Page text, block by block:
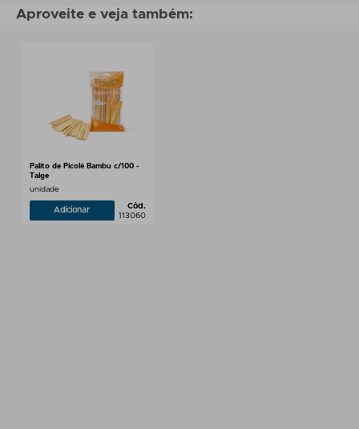
Aproveite e veja também:
Palito de Picolé Bambu c/100 -
Talge
unidade
Adicionar
Cód.
113060